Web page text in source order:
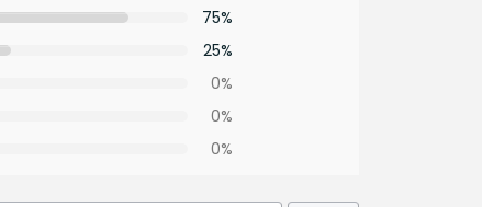
75%
25%
0%
0%
0%